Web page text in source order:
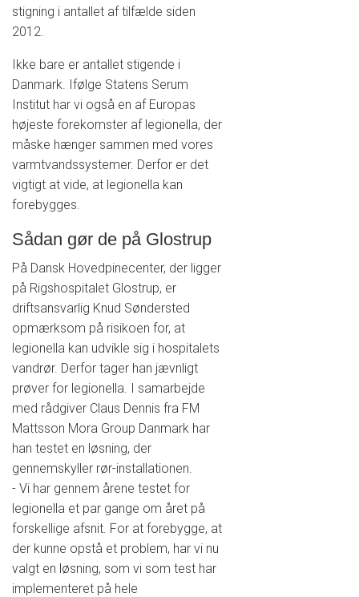
stigning i antallet af tilfælde siden
2012.
Ikke bare er antallet stigende i
Danmark. Ifølge Statens Serum
Institut har vi også en af Europas
højeste forekomster af legionella, der
måske hænger sammen med vores
varmtvandssystemer. Derfor er det
vigtigt at vide, at legionella kan
forebygges.
Sådan gør de på Glostrup
På Dansk Hovedpinecenter, der ligger
på Rigshospitalet Glostrup, er
driftsansvarlig Knud Søndersted
opmærksom på risikoen for, at
legionella kan udvikle sig i hospitalets
vandrør. Derfor tager han jævnligt
prøver for legionella. I samarbejde
med rådgiver Claus Dennis fra FM
Mattsson Mora Group Danmark har
han testet en løsning, der
gennemskyller rør-installationen.
- Vi har gennem årene testet for
legionella et par gange om året på
forskellige afsnit. For at forebygge, at
der kunne opstå et problem, har vi nu
valgt en løsning, som vi som test har
implementeret på hele